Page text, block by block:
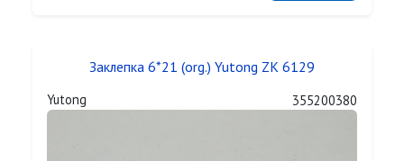
Заклепка 6*21 (org.) Yutong ZK 6129
Yutong 355200380